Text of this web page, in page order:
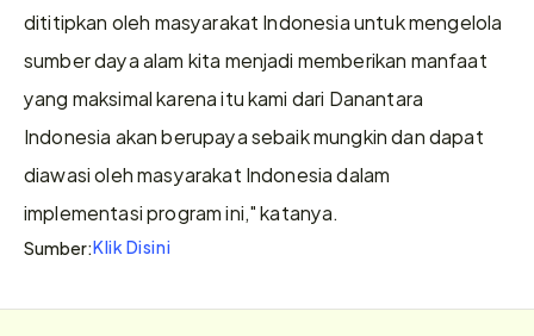
dititipkan oleh masyarakat Indonesia untuk mengelola
sumber daya alam kita menjadi memberikan manfaat
yang maksimal karena itu kami dari Danantara
Indonesia akan berupaya sebaik mungkin dan dapat
diawasi oleh masyarakat Indonesia dalam
implementasi program ini," katanya.
Sumber:Klik Disini